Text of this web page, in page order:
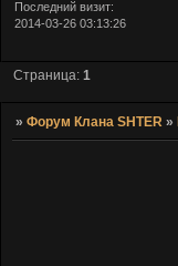
Последний визит:
2014-03-26 03:13:26
Страница:1
»Форум Клана SHTER »